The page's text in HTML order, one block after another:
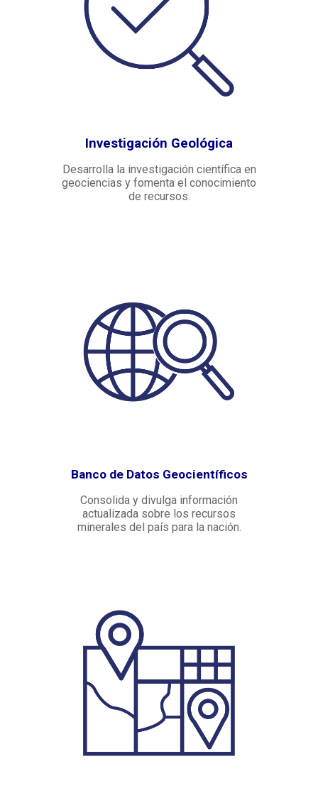
Investigación Geológica
Desarrolla la investigación científica en
geociencias y fomenta el conocimiento
de recursos.
Banco de Datos Geocientíficos
Consolida y divulga información
actualizada sobre los recursos
minerales del país para la nación.